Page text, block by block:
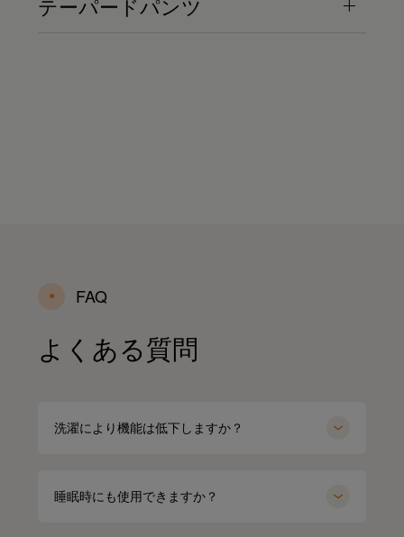
テーパードパンツ
FAQ
よくある質問
洗濯により機能は低下しますか？
睡眠時にも使用できますか？